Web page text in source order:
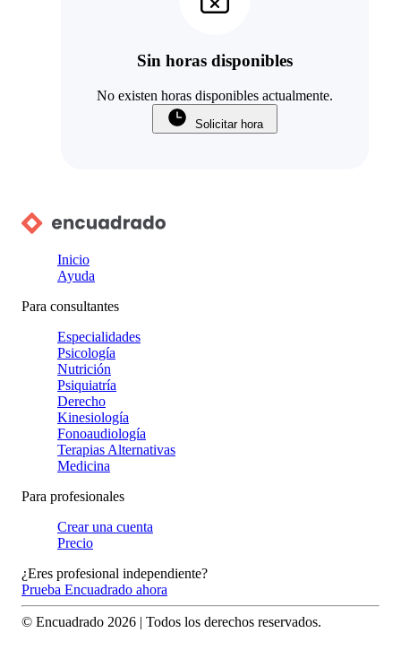
Sin horas disponibles
No existen horas disponibles actualmente.
Solicitar hora
Inicio
Ayuda
Para consultantes
Especialidades
Psicología
Nutrición
Psiquiatría
Derecho
Kinesiología
Fonoaudiología
Terapias Alternativas
Medicina
Para profesionales
Crear una cuenta
Precio
¿Eres profesional independiente?
Prueba Encuadrado ahora
© Encuadrado 2026 | Todos los derechos reservados.